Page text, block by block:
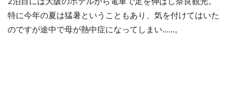
特に今年の夏は猛暑ということもあり、気を付けてはいた
のですが途中で母が熱中症になってしまい......。